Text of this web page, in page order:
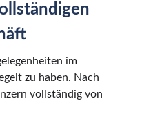
im
zu haben. Nach
vollständig von